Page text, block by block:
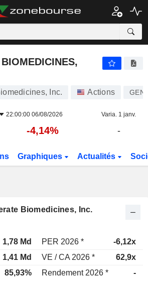
Inc. Actions
22:00:00 06/08/2026 Varia. 1 janv.
-4,14% -
Graphiques Actualités
Biomedicines, Inc.
1,78 Md PER 2026 * -6,12x
1,41 Md VE / CA 2026 * 62,9x
85,93% Rendement 2026 * -